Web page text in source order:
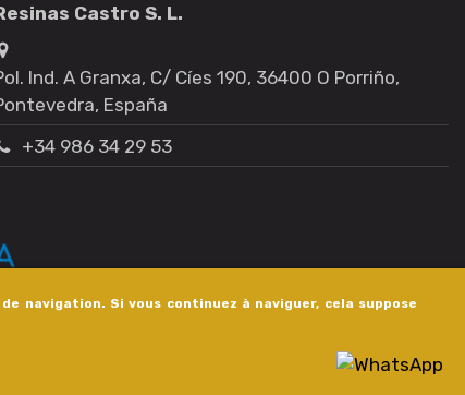
navigation. Si vous continuez à naviguer, cela suppose
Castro S. L.
Ind. A Granxa, C/ Cíes 190, 36400 O Porriño,
España
+34 986 34 29 53